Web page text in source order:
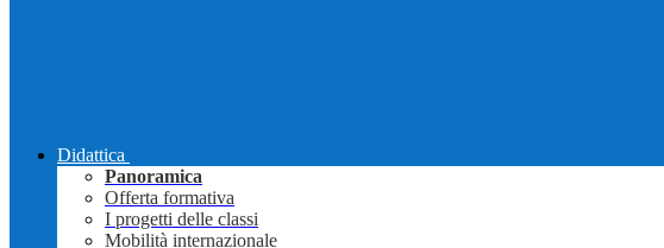
Didattica
Panoramica
Offerta formativa
I progetti delle classi
Mobilità internazionale